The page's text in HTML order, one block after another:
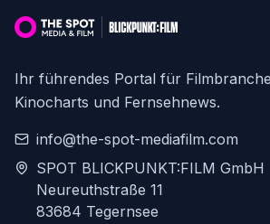
Ihr führendes Portal für
Kinocharts und Fernsehnews.
info@the-spot-mediafilm.com
SPOT BLICKPUNKT:FILM GmbH
Neureuthstraße 11
83684 Tegernsee